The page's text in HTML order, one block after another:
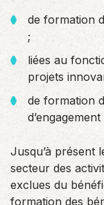
de formation
;
liées au
projets
de formation
Jusqu’à présent
secteur des
exclues du
formation des